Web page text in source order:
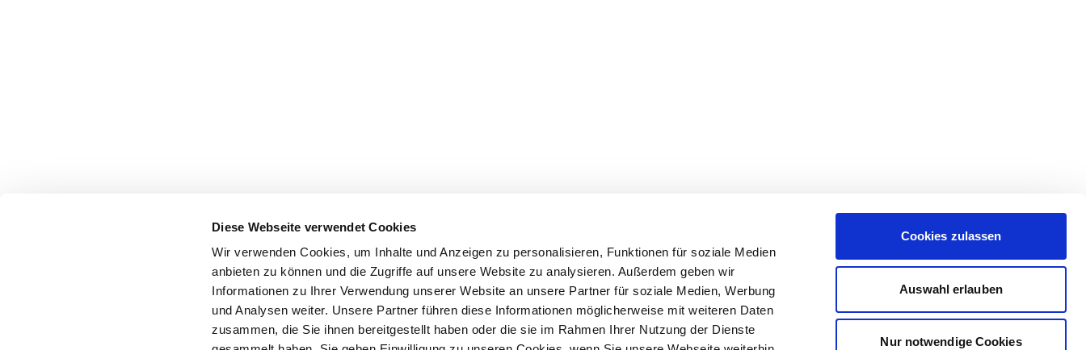
Diese Webseite verwendet Cookies
Wir verwenden Cookies, um Inhalte und Anzeigen zu personalisieren, Funktionen für soziale Medien
anbieten zu können und die Zugriffe auf unsere Website zu analysieren. Außerdem geben wir
Informationen zu Ihrer Verwendung unserer Website an unsere Partner für soziale Medien, Werbung
und Analysen weiter. Unsere Partner führen diese Informationen möglicherweise mit weiteren Daten
zusammen, die Sie ihnen bereitgestellt haben oder die sie im Rahmen Ihrer Nutzung der Dienste
Cookies zulassen
Auswahl erlauben
Nur notwendige Cookies